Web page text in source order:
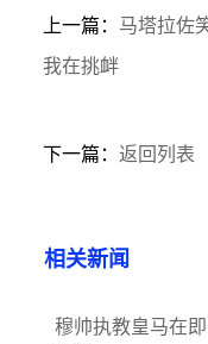
上一篇： 马塔拉佐
我在挑衅
下一篇： 返回列表
相关新闻
穆帅执教皇马在